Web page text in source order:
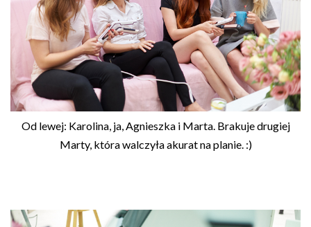
Od lewej: Karolina, ja, Agnieszka i Marta. Brakuje drugiej
Marty, która walczyła akurat na planie. :)